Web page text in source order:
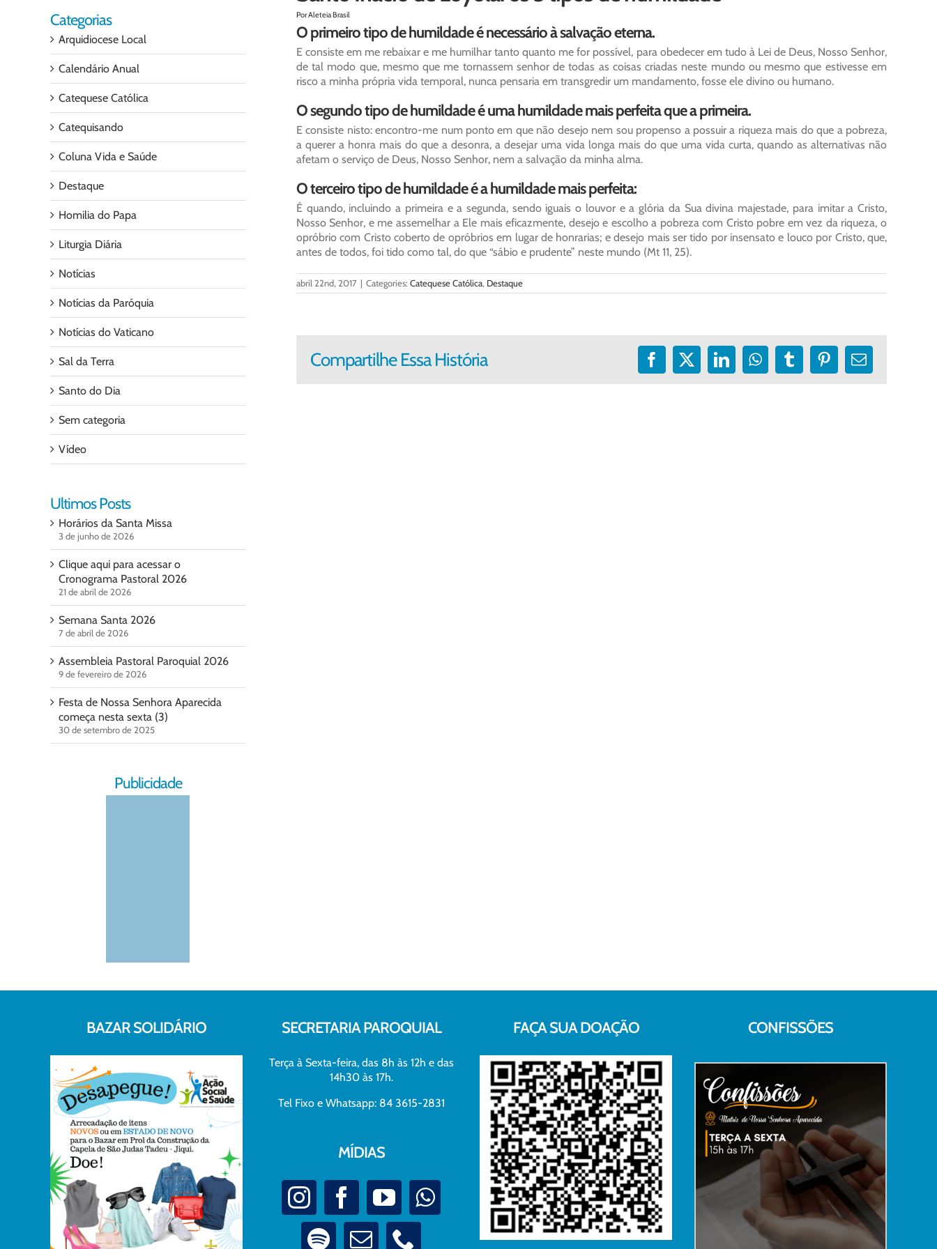
Por Aleteia Brasil
O primeiro tipo de humildade é necessário à salvação eterna.
E consiste em me rebaixar e me humilhar tanto quanto me for possível, para obedecer em tudo à Lei de Deus, Nosso Senhor,
de tal modo que, mesmo que me tornassem senhor de todas as coisas criadas neste mundo ou mesmo que estivesse em
risco a minha própria vida temporal, nunca pensaria em transgredir um mandamento, fosse ele divino ou humano.
O segundo tipo de humildade é uma humildade mais perfeita que a primeira.
E consiste nisto: encontro-me num ponto em que não desejo nem sou propenso a possuir a riqueza mais do que a pobreza,
a querer a honra mais do que a desonra, a desejar uma vida longa mais do que uma vida curta, quando as alternativas não
afetam o serviço de Deus, Nosso Senhor, nem a salvação da minha alma.
O terceiro tipo de humildade é a humildade mais perfeita:
É quando, incluindo a primeira e a segunda, sendo iguais o louvor e a glória da Sua divina majestade, para imitar a Cristo,
Nosso Senhor, e me assemelhar a Ele mais eficazmente, desejo e escolho a pobreza com Cristo pobre em vez da riqueza, o
opróbrio com Cristo coberto de opróbrios em lugar de honrarias; e desejo mais ser tido por insensato e louco por Cristo, que,
antes de todos, foi tido como tal, do que “sábio e prudente” neste mundo (Mt 11, 25).
abril 22nd, 2017 | Categories: Catequese Católica, Destaque
Compartilhe Essa História Facebook
X LinkedInWhatsApp
TumblrPinterest
E-
Categorias
Arquidiocese Local
Calendário Anual
Catequese Católica
Catequisando
Coluna Vida e Saúde
Destaque
Homilia do Papa
Liturgia Diária
Notícias
Notícias da Paróquia
Notícias do Vaticano
Sal da Terra
Santo do Dia
Sem categoria
Vídeo
Ultimos Posts
Horários da Santa Missa
3 de junho de 2026
Clique aqui para acessar o
Cronograma Pastoral 2026
21 de abril de 2026
Semana Santa 2026
7 de abril de 2026
Assembleia Pastoral Paroquial 2026
9 de fevereiro de 2026
Festa de Nossa Senhora Aparecida
começa nesta sexta (3)
30 de setembro de 2025
Publicidade
BAZAR SOLIDÁRIO SECRETARIA PAROQUIAL
Terça à Sexta-feira, das 8h às 12h e das
14h30 às 17h.
Tel Fixo e Whatsapp: 84 3615-2831
MÍDIAS
FAÇA SUA DOAÇÃO CONFISSÕES